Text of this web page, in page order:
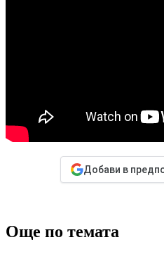
Добави в
Още по темата